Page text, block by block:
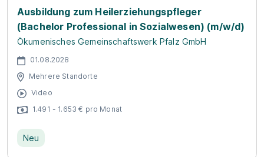
Ausbildung zum Heilerziehungspfleger
(Bachelor Professional in Sozialwesen) (m/w/d)
Ökumenisches Gemeinschaftswerk Pfalz GmbH
01.08.2028
Mehrere Standorte
Video
1.491 - 1.653 € pro Monat
Neu